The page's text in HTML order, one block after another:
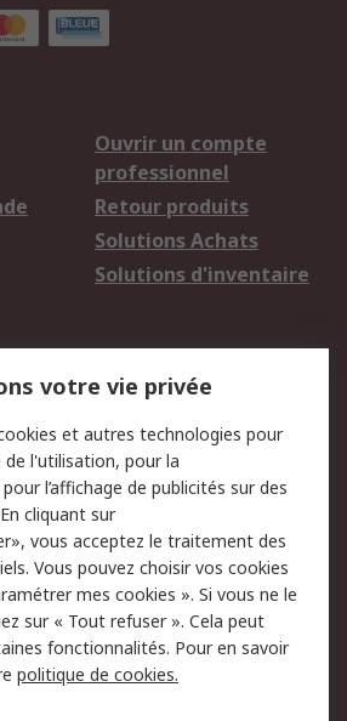
Ouvrir un compte
professionnel
Retour produits
Solutions Achats
Solutions d'inventaire
à
Sécurité des E-mails
Politique anti-
corruption
votre vie privée
et autres technologies pour
l'utilisation, pour la
l’affichage de publicités sur des
cliquant sur
vous acceptez le traitement des
Vous pouvez choisir vos cookies
mes cookies ». Si vous ne le
sur « Tout refuser ». Cela peut
fonctionnalités. Pour en savoir
politique de cookies.